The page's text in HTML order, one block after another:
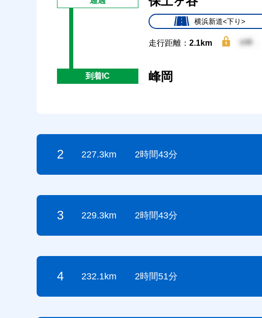
横浜新道<下り>
走行距離： 2.1km
到着IC 峰岡
2 227.3km 2時間43分
3 229.3km 2時間43分
4 232.1km 2時間51分